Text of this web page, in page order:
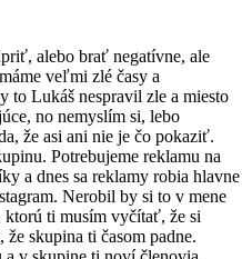
alebo brať negatívne, ale
veľmi zlé časy a
to Lukáš nespravil zle a miesto
no nemyslím si, lebo
že asi ani nie je čo pokaziť.
Potrebujeme reklamu na
a dnes sa reklamy robia hlavne
Nerobil by si to v mene
ktorú ti musím vyčítať, že si
skupina ti časom padne.